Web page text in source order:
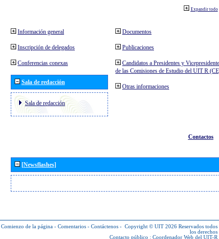
Expandir todo
Información general
Inscripción de delegados
Conferencias conexas
Sala de redacción
Sala de redacción
Documentos
Publicaciones
Candidatos a Presidentes y
de las Comisiones de Estudio del UIT R
Otras informaciones
Contactos
[Newsflashes]
Comienzo de la página - Comentarios - Contáctenos - Copyright © UIT 2026 Reservados todos
los derechos
Contacto público : Coordenador Web del UIT-R